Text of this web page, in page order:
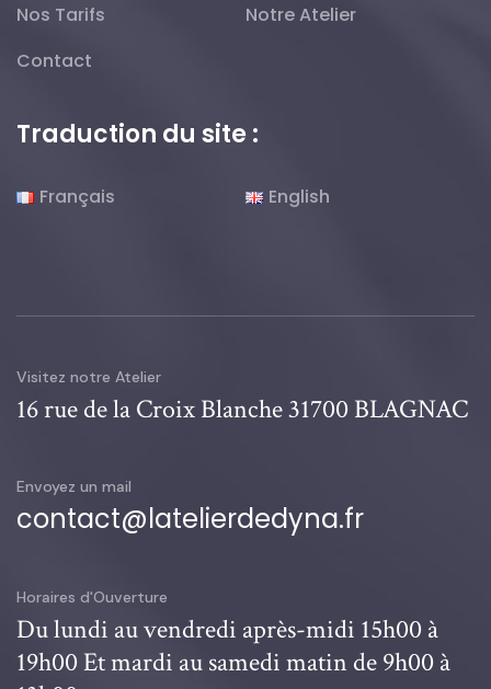
Nos Tarifs
Notre Atelier
Contact
Traduction du site :
Français English
Visitez notre Atelier
16 rue de la Croix Blanche 31700 BLAGNAC
Envoyez un mail
contact@latelierdedyna.fr
Horaires d'Ouverture
Du lundi au vendredi après-midi 15h00 à
19h00Et mardi au samedi matin de 9h00 à